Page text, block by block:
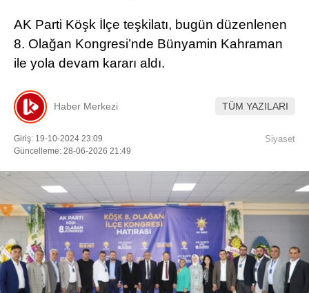
Facebook
SAĞLIK
EKONOMİ
VEFAT
AK Parti Köşk İlçe teşkilatı, bugün düzenlenen
8. Olağan Kongresi’nde Bünyamin Kahraman
ile yola devam kararı aldı.
Haber Merkezi TÜM YAZILARI
Giriş: 19-10-2024 23:09
Güncelleme: 28-06-2026 21:49
Siyaset